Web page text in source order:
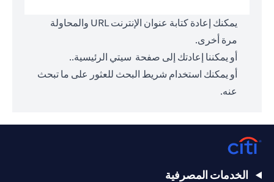
يمكنك إعادة كتابة عنوان الإنترنت URL والمحاولة
مرة أخرى.
أو يمكننا إعادتك إلى صفحة سيتي الرئيسية..
أو يمكنك استخدام شريط البحث للعثور على ما تبحث
عنه.
الخدمات المصرفية